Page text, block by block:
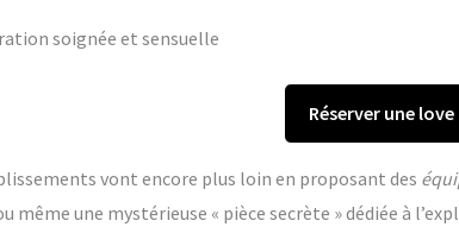
soignée et sensuelle
Réserver une
vont encore plus loin en proposant des
même une mystérieuse « pièce secrète » dédiée à